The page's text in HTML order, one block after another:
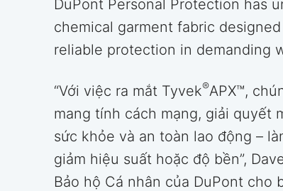
DuPont Personal Protection has
chemical garment fabric
reliable protection in demanding
“Với việc ra mắt Tyvek®APX™,
mang tính cách mạng, giải quyết
sức khỏe và an toàn lao động –
giảm hiệu suất hoặc độ bền”,
Bảo hộ Cá nhân của DuPont cho